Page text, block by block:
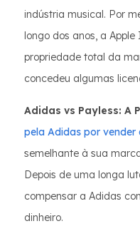
indústria musical. Por
longo dos anos, a
propriedade total da
concedeu algumas
Adidas vs Payless: A
pela Adidas por
semelhante à sua
Depois de uma longa
compensar a Adidas
dinheiro.